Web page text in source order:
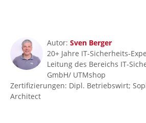
Autor: Sven Berger
20+ Jahre IT-Sicherheits-
Leitung des Bereichs IT-
GmbH/ UTMshop
Zertifizierungen: Dipl. Betriebswirt;
Architect